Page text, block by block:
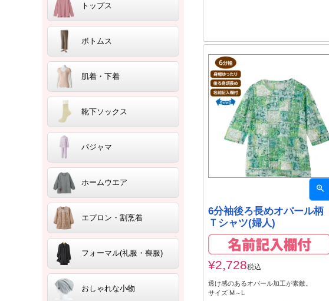
トップス
ボトムス
肌着・下着
靴下ソックス
パジャマ
ホームウエア
エプロン・割烹着
フォーマル(礼服・喪服)
おしゃれな小物
6分袖後ろ長めオパール柄
Ｔシャツ(婦人)
¥2,728税込
透け感のあるオパール加工が素敵。
サイズ M～L